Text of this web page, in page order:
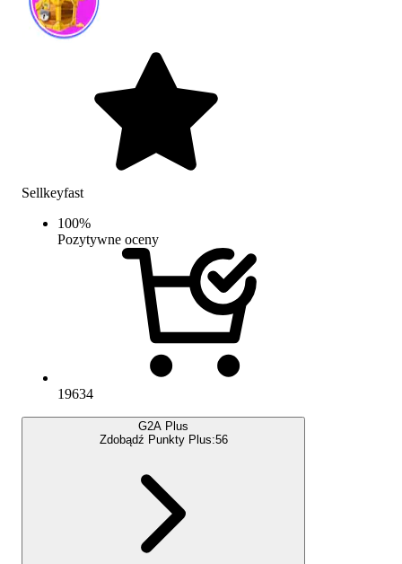
Sellkeyfast
100%
Pozytywne oceny
19634
G2A Plus
Zdobądź Punkty Plus:56